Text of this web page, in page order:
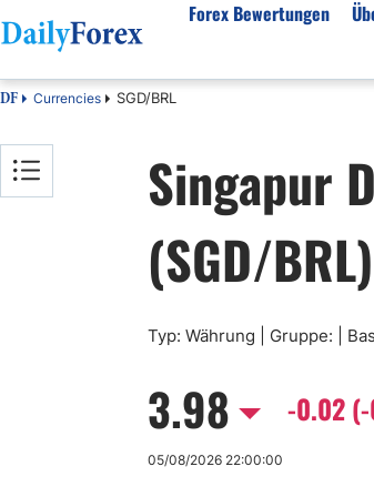
Forex Bewertungen
FX Broker Bewertungen
Automatischer Forex Handel
Mehr unter Rezensionen
Forex Bonus
Vollständige Brokerliste
Über uns
Redaktionelle Richtlinien
Unsere Methodik
Vertrauensbewertung
Warum uns vertrauen?
DF Currencies SGD/BRL
Singapur
(SGD/
Typ: Währung | Gruppe: |
3.98 -0.02
05/08/2026 22:00:00